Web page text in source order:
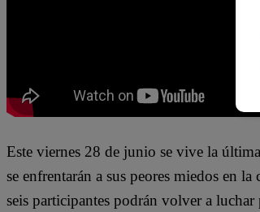
Este viernes 28 de junio se vive la
se enfrentarán a sus peores miedos en la
seis participantes podrán volver a luchar